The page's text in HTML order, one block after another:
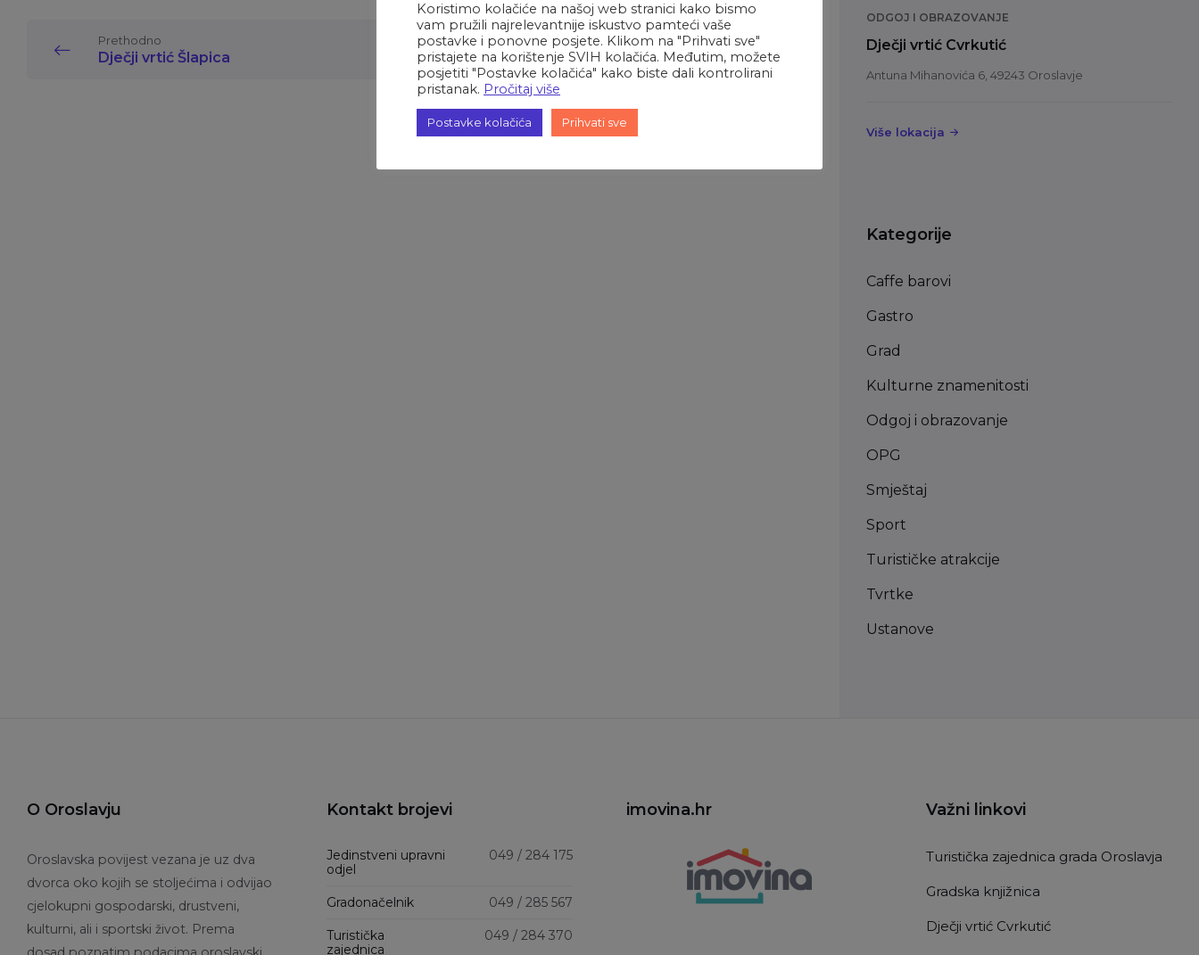
Prethodno
Dječji vrtić Šlapica
Sljedeće
Park znanosti
ODGOJ I OBRAZOVANJE
Dječji vrtić Cvrkutić
Antuna Mihanovića 6, 49243 Oroslavje
Više lokacija
Kategorije
Caffe barovi
Gastro
Grad
Kulturne znamenitosti
Odgoj i obrazovanje
OPG
Smještaj
Sport
Turističke atrakcije
Tvrtke
Ustanove
O Oroslavju
Oroslavska povijest vezana je uz dva
dvorca oko kojih se stoljećima i odvijao
cjelokupni gospodarski, drustveni,
kulturni, ali i sportski život. Prema
Kontakt brojevi
Jedinstveni upravni
odjel
049 / 284 175
Gradonačelnik 049 / 285 567
Turistička
zajednica
049 / 284 370
imovina.hr Važni linkovi
Turistička zajednica grada Oroslavja
Gradska knjižnica
Dječji vrtić Cvrkutić
Koristimo kolačiće na našoj web stranici kako bismo
vam pružili najrelevantnije iskustvo pamteći vaše
postavke i ponovne posjete. Klikom na "Prihvati sve"
pristajete na korištenje SVIH kolačića. Međutim, možete
posjetiti "Postavke kolačića" kako biste dali kontrolirani
pristanak. Pročitaj više
Postavke kolačića Prihvati sve